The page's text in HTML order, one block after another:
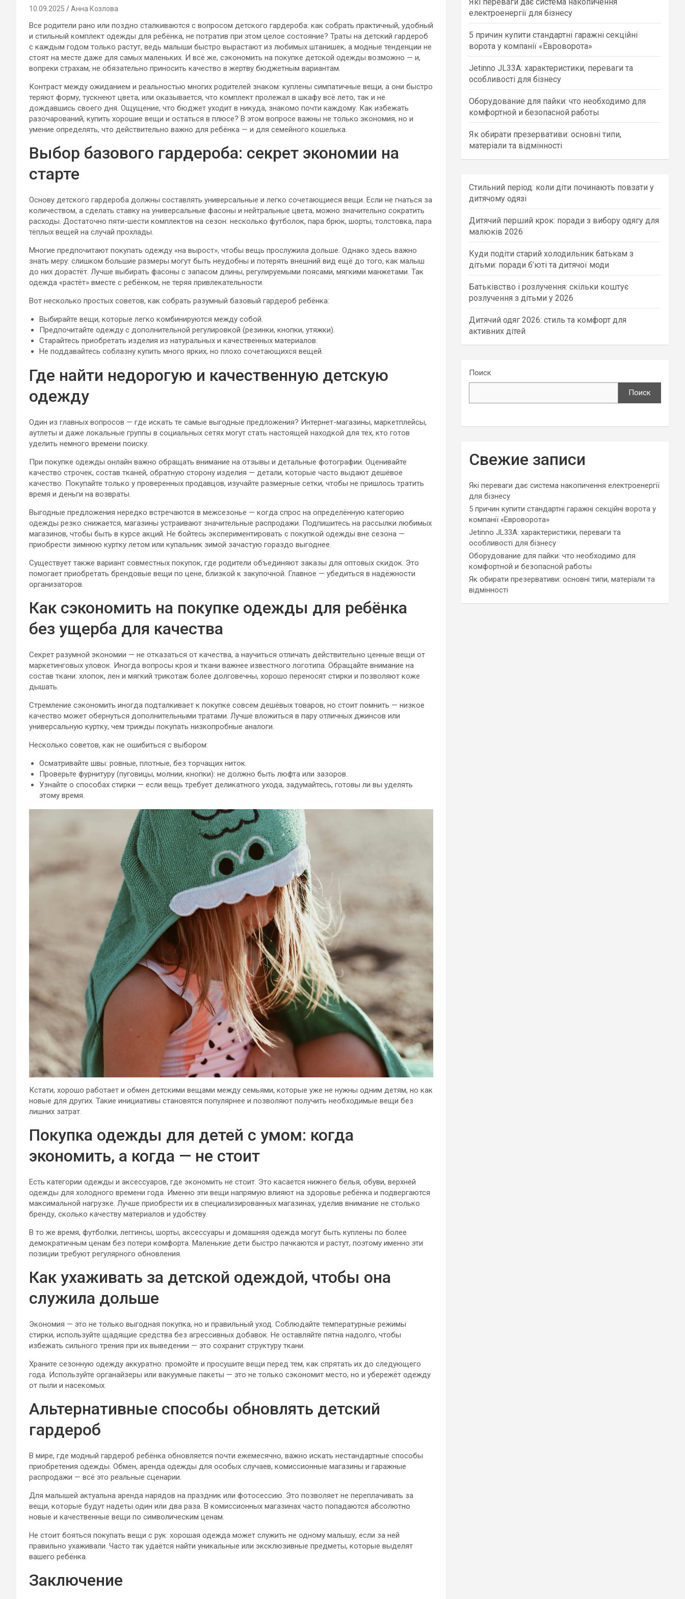
10.09.2025 Анна Козлова
Все родители рано или поздно сталкиваются с вопросом детского гардероба: как собрать практичный, удобный
и стильный комплект одежды для ребёнка, не потратив при этом целое состояние? Траты на детский гардероб
с каждым годом только растут, ведь малыши быстро вырастают из любимых штанишек, а модные тенденции не
стоят на месте даже для самых маленьких. И всё же, сэкономить на покупке детской одежды возможно — и,
вопреки страхам, не обязательно приносить качество в жертву бюджетным вариантам.
Контраст между ожиданием и реальностью многих родителей знаком: куплены симпатичные вещи, а они быстро
теряют форму, тускнеют цвета, или оказывается, что комплект пролежал в шкафу всё лето, так и не
дождавшись своего дня. Ощущение, что бюджет уходит в никуда, знакомо почти каждому. Как избежать
разочарований, купить хорошие вещи и остаться в плюсе? В этом вопросе важны не только экономия, но и
умение определять, что действительно важно для ребёнка — и для семейного кошелька.
Выбор базового гардероба: секрет экономии на
старте
Основу детского гардероба должны составлять универсальные и легко сочетающиеся вещи. Если не гнаться за
количеством, а сделать ставку на универсальные фасоны и нейтральные цвета, можно значительно сократить
расходы. Достаточно пяти-шести комплектов на сезон: несколько футболок, пара брюк, шорты, толстовка, пара
тёплых вещей на случай прохлады.
Многие предпочитают покупать одежду «на вырост», чтобы вещь прослужила дольше. Однако здесь важно
знать меру: слишком большие размеры могут быть неудобны и потерять внешний вид ещё до того, как малыш
до них дорастёт. Лучше выбирать фасоны с запасом длины, регулируемыми поясами, мягкими манжетами. Так
одежда «растёт» вместе с ребёнком, не теряя привлекательности.
Вот несколько простых советов, как собрать разумный базовый гардероб ребёнка:
Выбирайте вещи, которые легко комбинируются между собой.
Предпочитайте одежду с дополнительной регулировкой (резинки, кнопки, утяжки).
Старайтесь приобретать изделия из натуральных и качественных материалов.
Не поддавайтесь соблазну купить много ярких, но плохо сочетающихся вещей.
Где найти недорогую и качественную детскую
одежду
Один из главных вопросов — где искать те самые выгодные предложения? Интернет-магазины, маркетплейсы,
аутлеты и даже локальные группы в социальных сетях могут стать настоящей находкой для тех, кто готов
уделить немного времени поиску.
При покупке одежды онлайн важно обращать внимание на отзывы и детальные фотографии. Оценивайте
качество строчек, состав тканей, обратную сторону изделия — детали, которые часто выдают дешёвое
качество. Покупайте только у проверенных продавцов, изучайте размерные сетки, чтобы не пришлось тратить
время и деньги на возвраты.
Выгодные предложения нередко встречаются в межсезонье — когда спрос на определённую категорию
одежды резко снижается, магазины устраивают значительные распродажи. Подпишитесь на рассылки любимых
магазинов, чтобы быть в курсе акций. Не бойтесь экспериментировать с покупкой одежды вне сезона —
приобрести зимнюю куртку летом или купальник зимой зачастую гораздо выгоднее.
Существует также вариант совместных покупок, где родители объединяют заказы для оптовых скидок. Это
помогает приобретать брендовые вещи по цене, близкой к закупочной. Главное — убедиться в надёжности
организаторов.
Как сэкономить на покупке одежды для ребёнка
без ущерба для качества
Секрет разумной экономии — не отказаться от качества, а научиться отличать действительно ценные вещи от
маркетинговых уловок. Иногда вопросы кроя и ткани важнее известного логотипа. Обращайте внимание на
состав ткани: хлопок, лен и мягкий трикотаж более долговечны, хорошо переносят стирки и позволяют коже
дышать.
Стремление сэкономить иногда подталкивает к покупке совсем дешёвых товаров, но стоит помнить — низкое
качество может обернуться дополнительными тратами. Лучше вложиться в пару отличных джинсов или
универсальную куртку, чем трижды покупать низкопробные аналоги.
Несколько советов, как не ошибиться с выбором:
Осматривайте швы: ровные, плотные, без торчащих ниток.
Проверьте фурнитуру (пуговицы, молнии, кнопки): не должно быть люфта или зазоров.
Узнайте о способах стирки — если вещь требует деликатного ухода, задумайтесь, готовы ли вы уделять
этому время.
Кстати, хорошо работает и обмен детскими вещами между семьями, которые уже не нужны одним детям, но как
новые для других. Такие инициативы становятся популярнее и позволяют получить необходимые вещи без
лишних затрат.
Покупка одежды для детей с умом: когда
экономить, а когда — не стоит
Есть категории одежды и аксессуаров, где экономить не стоит. Это касается нижнего белья, обуви, верхней
одежды для холодного времени года. Именно эти вещи напрямую влияют на здоровье ребёнка и подвергаются
максимальной нагрузке. Лучше приобрести их в специализированных магазинах, уделив внимание не столько
бренду, сколько качеству материалов и удобству.
В то же время, футболки, леггинсы, шорты, аксессуары и домашняя одежда могут быть куплены по более
демократичным ценам без потери комфорта. Маленькие дети быстро пачкаются и растут, поэтому именно эти
позиции требуют регулярного обновления.
Как ухаживать за детской одеждой, чтобы она
служила дольше
Экономия — это не только выгодная покупка, но и правильный уход. Соблюдайте температурные режимы
стирки, используйте щадящие средства без агрессивных добавок. Не оставляйте пятна надолго, чтобы
избежать сильного трения при их выведении — это сохранит структуру ткани.
Храните сезонную одежду аккуратно: промойте и просушите вещи перед тем, как спрятать их до следующего
года. Используйте органайзеры или вакуумные пакеты — это не только сэкономит место, но и убережёт одежду
от пыли и насекомых.
Альтернативные способы обновлять детский
гардероб
В мире, где модный гардероб ребёнка обновляется почти ежемесячно, важно искать нестандартные способы
приобретения одежды. Обмен, аренда одежды для особых случаев, комиссионные магазины и гаражные
распродажи — всё это реальные сценарии.
Для малышей актуальна аренда нарядов на праздник или фотосессию. Это позволяет не переплачивать за
вещи, которые будут надеты один или два раза. В комиссионных магазинах часто попадаются абсолютно
новые и качественные вещи по символическим ценам.
Не стоит бояться покупать вещи с рук: хорошая одежда может служить не одному малышу, если за ней
правильно ухаживали. Часто так удаётся найти уникальные или эксклюзивные предметы, которые выделят
вашего ребёнка.
Заключение
h
електроенергії для бізнесу
5 причин купити стандартні гаражні секційні
ворота у компанії «Евроворота»
Jetinno JL33A: характеристики, переваги та
особливості для бізнесу
Оборудование для пайки: что необходимо для
комфортной и безопасной работы
Як обирати презервативи: основні типи,
матеріали та відмінності
Стильний період: коли діти починають повзати у
дитячому одязі
Дитячий перший крок: поради з вибору одягу для
малюків 2026
Куди подіти старий холодильник батькам з
дітьми: поради б’юті та дитячої моди
Батьківство і розлучення: скільки коштує
розлучення з дітьми у 2026
Дитячий одяг 2026: стиль та комфорт для
активних дітей
Поиск
Поиск
Свежие записи
Які переваги дає система накопичення електроенергії
для бізнесу
5 причин купити стандартні гаражні секційні ворота у
компанії «Евроворота»
Jetinno JL33A: характеристики, переваги та
особливості для бізнесу
Оборудование для пайки: что необходимо для
комфортной и безопасной работы
Як обирати презервативи: основні типи, матеріали та
відмінності